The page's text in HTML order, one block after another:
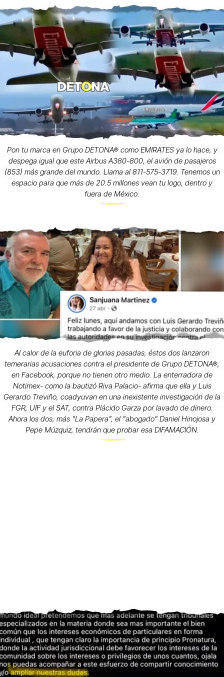
Pon tu marca en Grupo DETONA® como EMIRATES ya lo hace, y
despega igual que este Airbus A380-800, el avión de pasajeros
(853) más grande del mundo. Llama al 811-575-3719. Tenemos un
espacio para que más de 20.5 millones vean tu logo, dentro y
fuera de México.
Al calor de la euforia de glorias pasadas, éstos dos lanzaron
temerarias acusaciones contra el presidente de Grupo DETONA®,
en Facebook, porque no tienen otro medio. La enterradora de
Notimex- como la bautizó Riva Palacio- afirma que ella y Luis
Gerardo Treviño, coadyuvan en una inexistente investigación de la
FGR, UIF y el SAT, contra Plácido Garza por lavado de dinero.
Ahora los dos, más "La Papera", el "abogado" Daniel Hinojosa y
Pepe Múzquiz, tendrán que probar esa DIFAMACIÓN.